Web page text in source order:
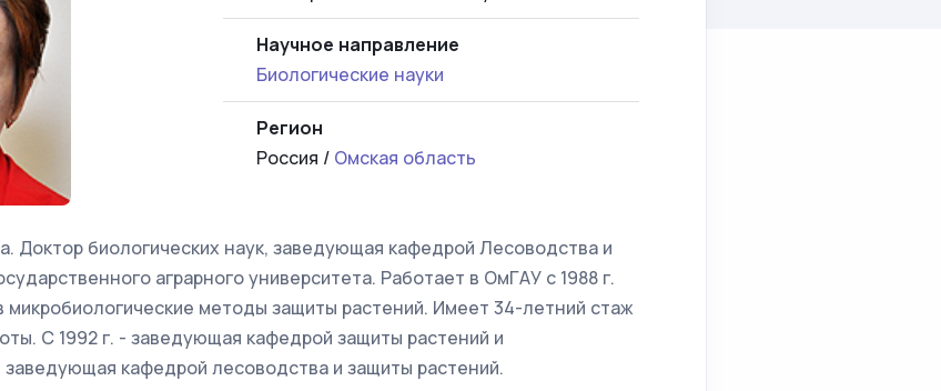
Научное направление
Биологические науки
Регион
Россия / Омская область
Доктор биологических наук, заведующая кафедрой Лесоводства и
аграрного университета. Работает в ОмГАУ с 1988 г.
микробиологические методы защиты растений. Имеет 34-летний стаж
С 1992 г. - заведующая кафедрой защиты растений и
кафедрой лесоводства и защиты растений.